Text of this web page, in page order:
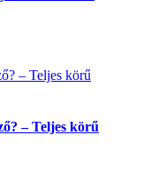
– Teljes körű